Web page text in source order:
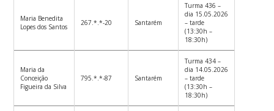
Maria Benedita
Lopes dos Santos
267.*.*-20 Santarém
Turma 436 –
dia 15.05.2026
– tarde
(13:30h –
18:30h)
Maria da
Conceição
Figueira da Silva
795.*.*-87 Santarém
Turma 434 –
dia 14.05.2026
– tarde
(13:30h –
18:30h)